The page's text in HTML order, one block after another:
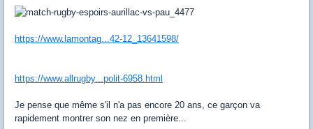
https://www.lamontag...42-12_13641598/
https://www.allrugby...polit-6958.html
Je pense que même s'il n'a pas encore 20 ans, ce garçon va
rapidement montrer son nez en première...